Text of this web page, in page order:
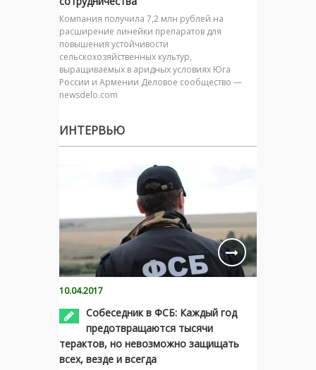
Компания получила 7,2 млн рублей на
расширение линейки препаратов для
повышения устойчивости
сельскохозяйственных культур,
выращиваемых в аридных условиях Юга
России и Армении Деловое сообщество —
newsdelo.com
ИНТЕРВЬЮ
10.04.2017
Собеседник в ФСБ: Каждый год
предотвращаются тысячи
терактов, но невозможно защищать
всех, везде и всегда